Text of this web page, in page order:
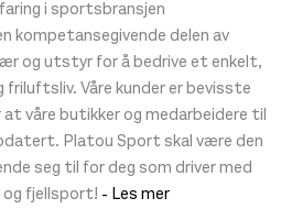
i sportsbransjen
kompetansegivende delen av
og utstyr for å bedrive et enkelt,
friluftsliv. Våre kunder er bevisste
våre butikker og medarbeidere til
Platou Sport skal være den
seg til for deg som driver med
og fjellsport! - Les mer